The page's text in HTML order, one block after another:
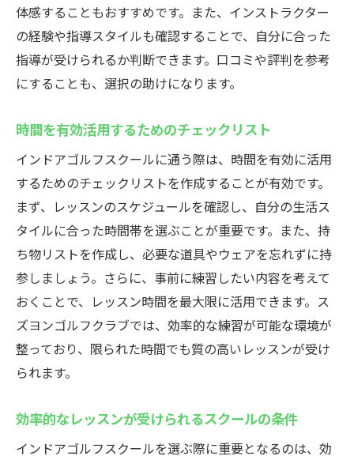
体感することもおすすめです。また、インストラクター
の経験や指導スタイルも確認することで、自分に合った
指導が受けられるか判断できます。口コミや評判を参考
にすることも、選択の助けになります。
時間を有効活用するためのチェックリスト
インドアゴルフスクールに通う際は、時間を有効に活用
するためのチェックリストを作成することが有効です。
まず、レッスンのスケジュールを確認し、自分の生活ス
タイルに合った時間帯を選ぶことが重要です。また、持
ち物リストを作成し、必要な道具やウェアを忘れずに持
参しましょう。さらに、事前に練習したい内容を考えて
おくことで、レッスン時間を最大限に活用できます。ス
ズヨンゴルフクラブでは、効率的な練習が可能な環境が
整っており、限られた時間でも質の高いレッスンが受け
られます。
効率的なレッスンが受けられるスクールの条件
インドアゴルフスクールを選ぶ際に重要となるのは、効